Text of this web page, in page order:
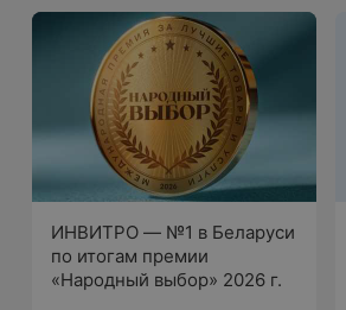
ИНВИТРО — №1 в Беларуси
по итогам премии
«Народный выбор» 2026 г.